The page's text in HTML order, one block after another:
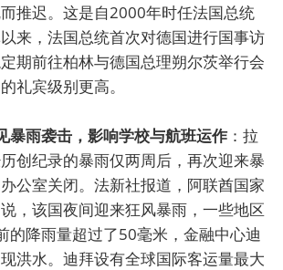
推迟。这是自2000年时任法国总统
来，法国总统首次对德国进行国事访
期前往柏林与德国总理朔尔茨举行会
礼宾级别更高。
暴雨袭击，影响学校与航班运作 ：拉
创纪录的暴雨仅两周后，再次迎来暴
公室关闭。法新社报道，阿联酋国家
，该国夜间迎来狂风暴雨，一些地区
的降雨量超过了50毫米，金融中心迪
洪水。迪拜设有全球国际客运量最大